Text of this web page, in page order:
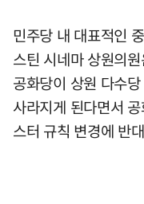
민주당 내 대표적인
스틴 시네마 상원의
공화당이 상원 다수
사라지게 된다면서
스터 규칙 변경에 반